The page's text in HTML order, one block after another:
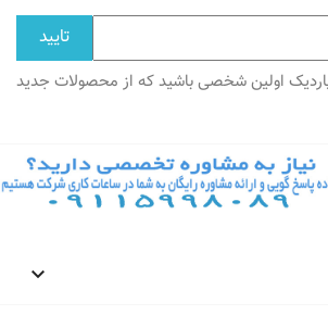
اولین شخصی باشید که از محصولات جدید
